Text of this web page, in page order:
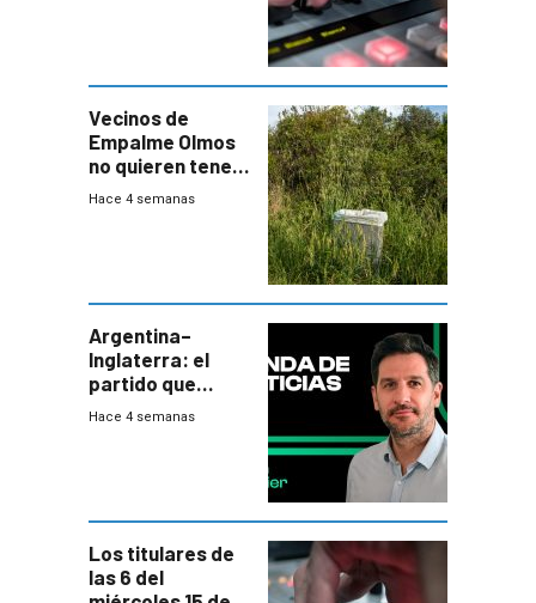
Vecinos de
Empalme Olmos
no quieren tener
cerca una planta
departamental
Hace 4 semanas
Argentina–
Inglaterra: el
partido que
nunca termina
Hace 4 semanas
Los titulares de
las 6 del